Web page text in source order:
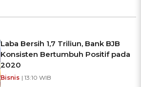
Laba Bersih 1,7 Triliun, Bank BJB
Konsisten Bertumbuh Positif pada
2020
Bisnis | 13:10 WIB